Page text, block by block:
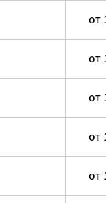
от
от
от
от
от